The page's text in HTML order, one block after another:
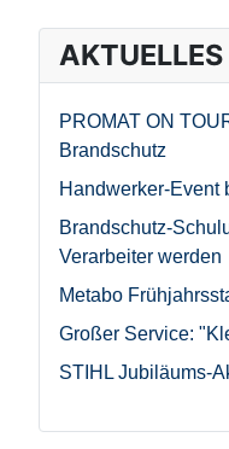
AKTUELLES
PROMAT ON
Brandschutz
Handwerker-Event
Brandschutz-
Verarbeiter werden
Metabo
Großer Service:
STIHL Jubiläums-